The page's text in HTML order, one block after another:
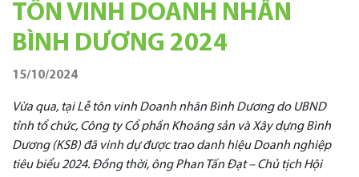
TÔN VINH DOANH NHÂN
BÌNH DƯƠNG 2024
15/10/2024
Vừa qua, tại Lễ tôn vinh Doanh nhân Bình Dương do UBND
tỉnh tổ chức, Công ty Cổ phần Khoáng sản và Xây dựng Bình
Dương (KSB) đã vinh dự được trao danh hiệu Doanh nghiệp
tiêu biểu 2024. Đồng thời, ông Phan Tấn Đạt – Chủ tịch Hội